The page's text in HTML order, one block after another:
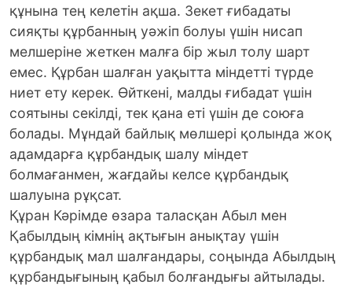
құнына тең келетін ақша. Зекет ғибадаты
сияқты құрбанның уәжіп болуы үшін нисап
мелшеріне жеткен малға бір жыл толу шарт
емес. Құрбан шалған уақытта міндетті түрде
ниет ету керек. Өйткені, малды ғибадат үшін
соятыны секілді, тек қана еті үшін де союға
болады. Мұндай байлық мөлшері қолында жоқ
адамдарға құрбандық шалу міндет
болмағанмен, жағдайы келсе құрбандық
шалуына рұқсат.
Құран Кәрімде өзара таласқан Абыл мен
Қабылдың кімнің ақтығын анықтау үшін
құрбандық мал шалғандары, соңында Абылдың
құрбандығының қабыл болғандығы айтылады.